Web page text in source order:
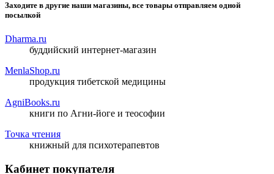
Заходите в другие наши магазины, все товары отправляем одной
посылкой
Dharma.ru
буддийский интернет-магазин
MenlaShop.ru
продукция тибетской медицины
AgniBooks.ru
книги по Агни-йоге и теософии
Точка чтения
книжный для психотерапевтов
Кабинет покупателя